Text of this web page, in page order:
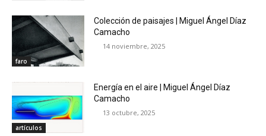
faro
Colección de paisajes | Miguel Ángel Díaz
Camacho
14 noviembre, 2025
artículos
Energía en el aire | Miguel Ángel Díaz
Camacho
13 octubre, 2025